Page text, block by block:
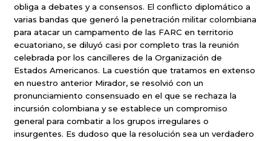
obliga a debates y a consensos. El conflicto diplomático a
varias bandas que generó la penetración militar colombiana
para atacar un campamento de las FARC en territorio
ecuatoriano, se diluyó casi por completo tras la reunión
celebrada por los cancilleres de la Organización de
Estados Americanos. La cuestión que tratamos en extenso
en nuestro anterior Mirador, se resolvió con un
pronunciamiento consensuado en el que se rechaza la
incursión colombiana y se establece un compromiso
general para combatir a los grupos irregulares o
insurgentes. Es dudoso que la resolución sea un verdadero